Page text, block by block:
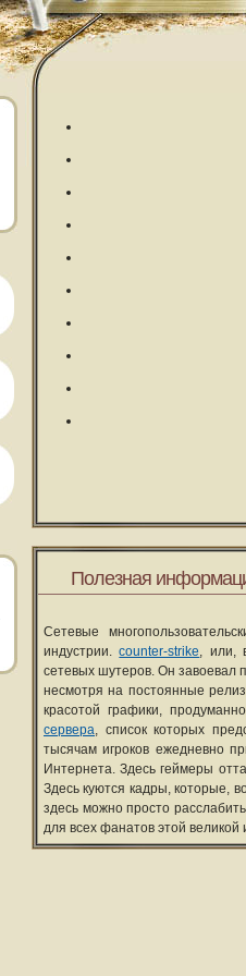
Полезная
Сетевые
индустрии.counter-strike, или,
сетевых шутеров. Он завоевал
несмотря на постоянные
красотой графики,
сервера, список которых
тысячам игроков ежедневно
Интернета. Здесь геймеры
Здесь куются кадры, которые,
здесь можно просто
для всех фанатов этой великой